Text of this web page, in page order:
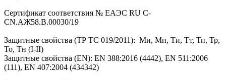
Сертификат соответствия № EAЭС RU C-
CN.АЖ58.В.00030/19
Защитные свойства (ТР ТС 019/2011): Ми, Мп, Ти, Тт, Тп, Тр,
То, Тн (I-II)
Защитные свойства (EN): EN 388:2016 (4442), EN 511:2006
(111), EN 407:2004 (434342)